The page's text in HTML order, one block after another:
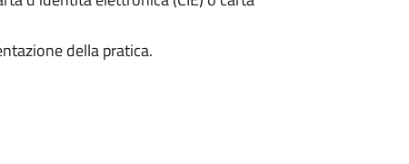
della pratica.